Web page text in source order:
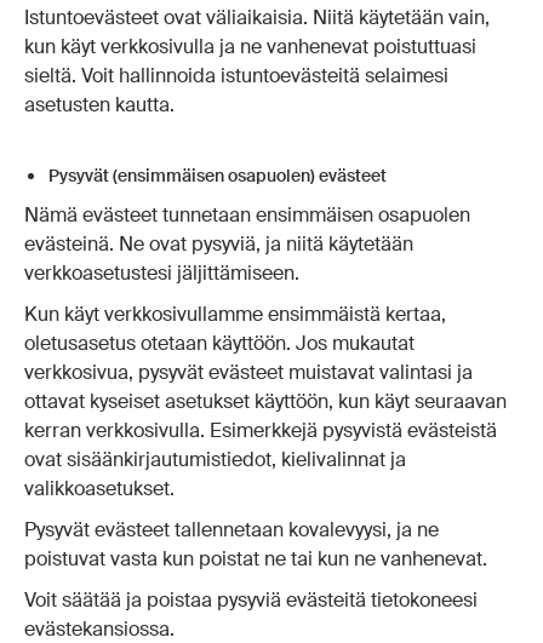
Istuntoevästeet ovat väliaikaisia. Niitä käytetään vain,
kun käyt verkkosivulla ja ne vanhenevat poistuttuasi
sieltä. Voit hallinnoida istuntoevästeitä selaimesi
asetusten kautta.
Pysyvät (ensimmäisen osapuolen) evästeet
Nämä evästeet tunnetaan ensimmäisen osapuolen
evästeinä. Ne ovat pysyviä, ja niitä käytetään
verkkoasetustesi jäljittämiseen.
Kun käyt verkkosivullamme ensimmäistä kertaa,
oletusasetus otetaan käyttöön. Jos mukautat
verkkosivua, pysyvät evästeet muistavat valintasi ja
ottavat kyseiset asetukset käyttöön, kun käyt seuraavan
kerran verkkosivulla. Esimerkkejä pysyvistä evästeistä
ovat sisäänkirjautumistiedot, kielivalinnat ja
valikkoasetukset.
Pysyvät evästeet tallennetaan kovalevyysi, ja ne
poistuvat vasta kun poistat ne tai kun ne vanhenevat.
Voit säätää ja poistaa pysyviä evästeitä tietokoneesi
evästekansiossa.